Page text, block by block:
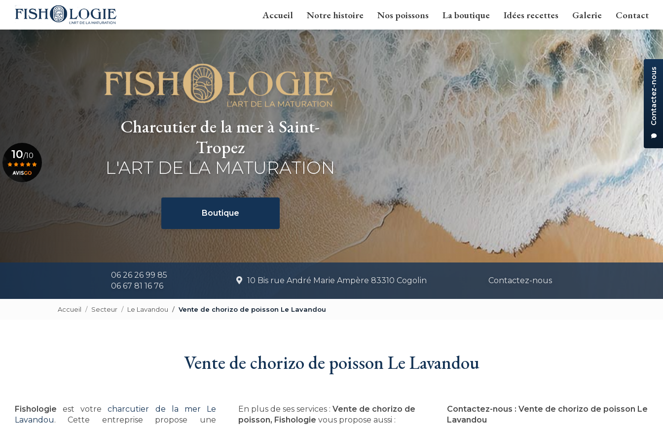
Aller
Contactez-nous
Accueil Notre histoire Nos poissons La boutique Idées recettes Galerie Contact
Charcutier de la mer à Saint-
Tropez
L'ART DE LA MATURATION
Boutique
06 26 26 99 85
06 67 81 16 76
10 Bis rue André Marie Ampère 83310 Cogolin Contactez-nous
10/10
Accueil Secteur Le Lavandou Vente de chorizo de poisson Le Lavandou
Vente de chorizo de poisson Le Lavandou
Fishologie est votrecharcutier de la mer Le
Lavandou. Cette entreprise propose une
En plus de ses services : Vente de chorizo de
poisson, Fishologie vous propose aussi :
Contactez-nous : Vente de chorizo de poisson Le
Lavandou